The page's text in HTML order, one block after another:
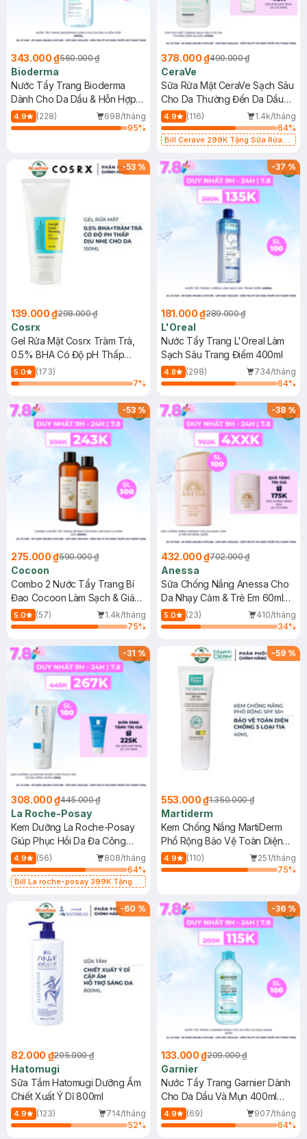
343.000 ₫560.000 ₫
Bioderma
Nước Tẩy Trang Bioderma
Dành Cho Da Dầu & Hỗn Hợp
500ml
4.9 (228)
698/tháng
95%
378.000 ₫490.000 ₫
CeraVe
Sữa Rửa Mặt CeraVe Sạch Sâu
Cho Da Thường Đến Da Dầu
473ml
4.9 (116)
1.4k/tháng
64%
Bill Cerave 299K Tặng Sữa Rửa
-53 %
139.000 ₫298.000 ₫
Cosrx
Gel Rửa Mặt Cosrx Tràm Trà,
0.5% BHA Có Độ pH Thấp
150ml
5.0
(173)
7%
-37%
181.000 ₫289.000 ₫
L'Oreal
Nước Tẩy Trang L'Oreal Làm
Sạch Sâu Trang Điểm 400ml
4.8 (298)
734/tháng
64%
-53%
275.000 ₫590.000 ₫
Cocoon
Combo 2 Nước Tẩy Trang Bí
Đao Cocoon Làm Sạch & Giảm
Dầu 500ml
5.0 (57)
1.4k/tháng
75%
-38%
432.000 ₫702.000 ₫
Anessa
Sữa Chống Nắng Anessa Cho
Da Nhạy Cảm & Trẻ Em 60ml
(Mới)
5.0 (23)
410/tháng
34%
-31%
308.000 ₫445.000 ₫
La Roche-Posay
Kem Dưỡng La Roche-Posay
Giúp Phục Hồi Da Đa Công
Dụng 40ml
4.9 (56)
808/tháng
64%
Bill La roche-posay 399K Tặng
(SL có hạn)
-59 %
553.000 ₫1.350.000 ₫
Martiderm
Kem Chống Nắng MartiDerm
Phổ Rộng Bảo Vệ Toàn Diện
40ml
4.9 (110)
251/tháng
75%
-60 %
82.000 ₫205.000 ₫
Hatomugi
Sữa Tắm Hatomugi Dưỡng Ẩm
Chiết Xuất Ý Dĩ 800ml
4.9 (123)
714/tháng
52%
-36%
133.000 ₫209.000 ₫
Garnier
Nước Tẩy Trang Garnier Dành
Cho Da Dầu Và Mụn 400ml
(Mới)
4.9 (69)
907/tháng
64%